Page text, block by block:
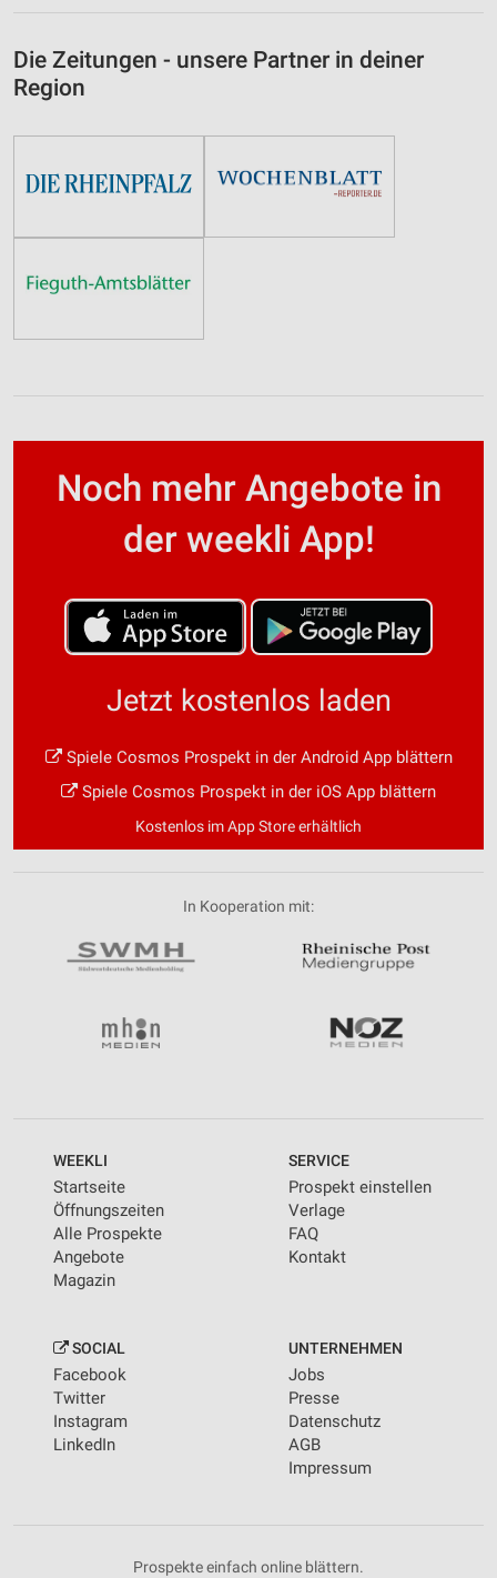
Die Zeitungen - unsere Partner in deiner
Region
Noch mehr Angebote in
der weekli App!
Jetzt kostenlos laden
Spiele Cosmos Prospekt in der Android App blättern
Spiele Cosmos Prospekt in der iOS App blättern
Kostenlos im App Store erhältlich
In Kooperation mit:
WEEKLI
Startseite
Öffnungszeiten
Alle Prospekte
Angebote
Magazin
SERVICE
Prospekt einstellen
Verlage
FAQ
Kontakt
SOCIAL
Facebook
Twitter
Instagram
LinkedIn
UNTERNEHMEN
Jobs
Presse
Datenschutz
AGB
Impressum
Prospekte einfach online blättern.